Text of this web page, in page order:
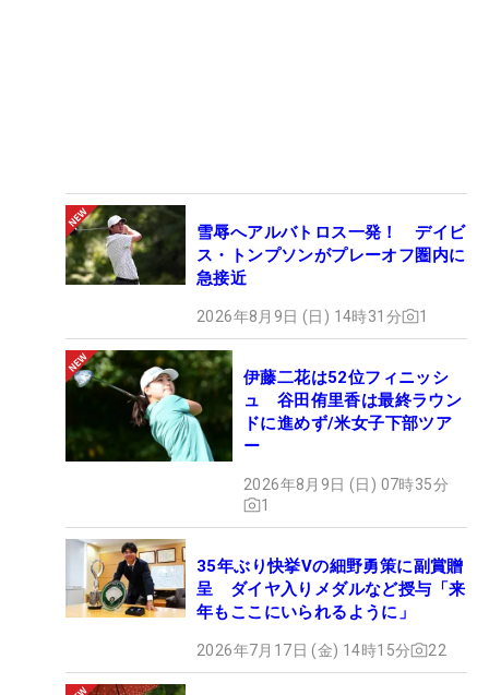
雪辱へアルバトロス一発！ デイビ
ス・トンプソンがプレーオフ圏内に
急接近
2026年8月9日 (日) 14時31分 1
伊藤二花は52位フィニッシ
ュ 谷田侑里香は最終ラウン
ドに進めず/米女子下部ツア
ー
2026年8月9日 (日) 07時35分
1
35年ぶり快挙Vの細野勇策に副賞贈
呈 ダイヤ入りメダルなど授与「来
年もここにいられるように」
2026年7月17日 (金) 14時15分 22